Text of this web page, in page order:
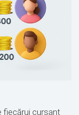
fiecărui cursant